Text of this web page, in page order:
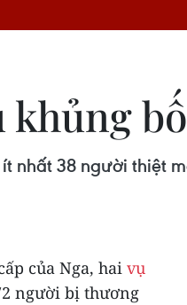
khủng
nhất 38 người thiệt
của Nga, hai vụ
người bị thương